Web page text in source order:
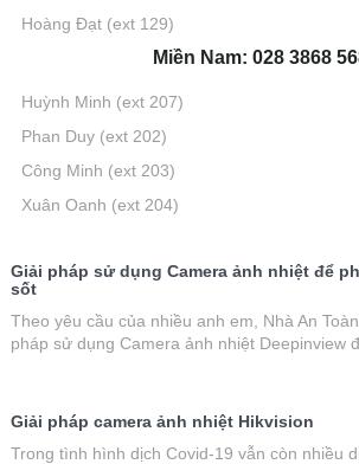
Hoàng Đạt (ext 129)
Miền Nam: 028 3868
Huỳnh Minh (ext 207)
Phan Duy (ext 202)
Công Minh (ext 203)
Xuân Oanh (ext 204)
Giải pháp sử dụng Camera ảnh nhiệt để
sốt
Theo yêu cầu của nhiều anh em, Nhà An
pháp sử dụng Camera ảnh nhiệt Deepinview
Giải pháp camera ảnh nhiệt Hikvision
Trong tình hình dịch Covid-19 vẫn còn nhiều